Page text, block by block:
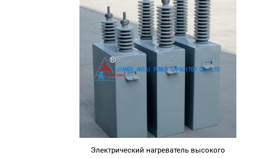
Электрический нагреватель высокого